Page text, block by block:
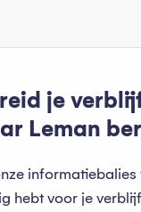
je
Leman
hebt voor je